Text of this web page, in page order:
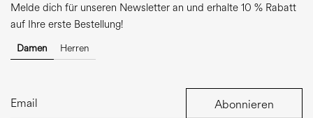
Melde dich für unseren Newsletter an und erhalte 10 % Rabatt
auf Ihre erste Bestellung!
Damen Herren
Abonnieren